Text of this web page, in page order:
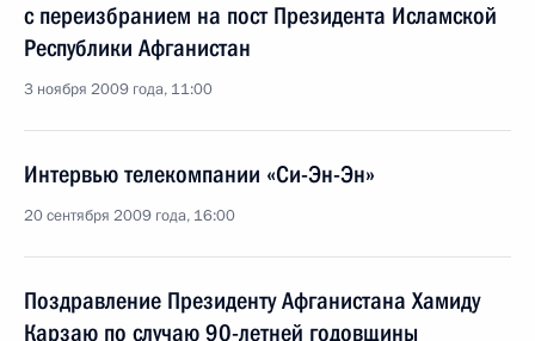
с переизбранием на пост Президента Исламской
Республики Афганистан
3 ноября 2009 года, 11:00
Интервью телекомпании «Си-Эн-Эн»
20 сентября 2009 года, 16:00
Поздравление Президенту Афганистана Хамиду
Карзаю по случаю 90-летней годовщины